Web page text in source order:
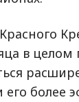
в целом
более